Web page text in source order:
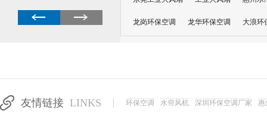
龙岗环保空调 龙华环保空调 大浪环
友情链接 LINKS 环保空调 水帘风机 深圳环保空调厂家 惠